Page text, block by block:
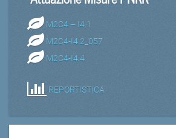
M2C4 – I4.1
M2C4-I4.2_057
M2C4-I4.4
REPORTISTICA